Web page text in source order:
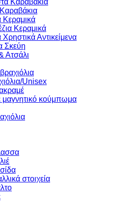
Καραβάκια
Κεραμικά
Κεραμικά
Χρηστικά Αντικείμενα
Σκεύη
Ατσάλι
Unisex
μαγνητικό κούμπωμα
στοιχεία